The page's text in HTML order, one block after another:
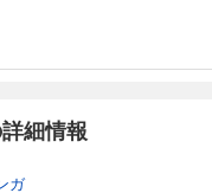
細情報
ガ